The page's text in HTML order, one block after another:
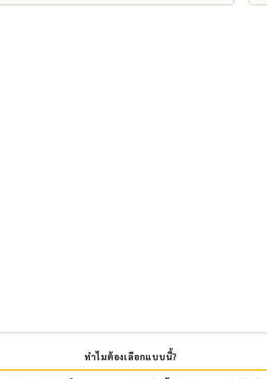
ทำไมต้องเลือกแบบนี้?